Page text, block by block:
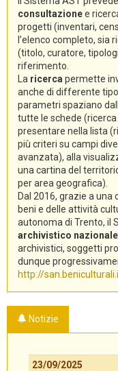
consultazionee
progetti (inventari,
l’elenco completo, sia
(titolo, curatore,
riferimento.
La ricerca permette
anche di differente
parametri spaziano
tutte le schede
presentare nella lista
più criteri su campi
avanzata), alla
una cartina del
per area geografica).
Dal 2016, grazie a
beni e delle attività
autonoma di Trento, il
archivistico nazionale
archivistici, soggetti
dunque
http://
Notizie
23/09/2025